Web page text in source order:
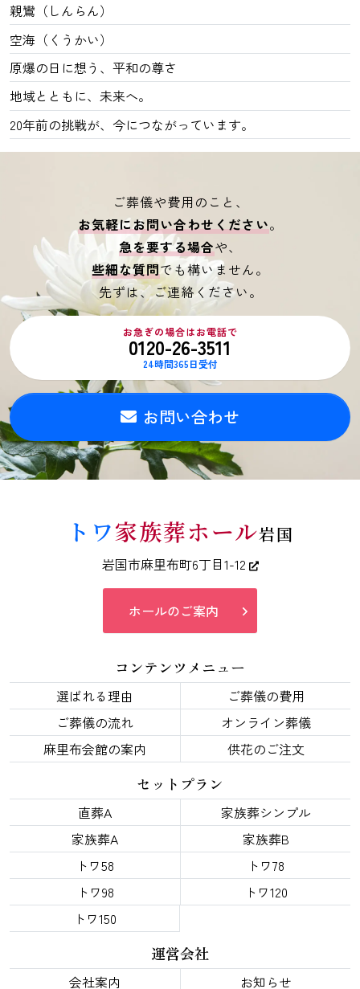
親鸞（しんらん）
空海（くうかい）
原爆の日に想う、平和の尊さ
地域とともに、未来へ。
20年前の挑戦が、今につながっています。
ご葬儀や費用のこと、
お気軽にお問い合わせください。
急を要する場合や、
些細な質問でも構いません。
先ずは、ご連絡ください。
お急ぎの場合はお電話で
0120-26-3511
24時間365日受付
お問い合わせ
トワ家族葬ホール岩国
岩国市麻里布町6丁目1-12
ホールのご案内
コンテンツメニュー
選ばれる理由
ご葬儀の費用
ご葬儀の流れ
オンライン葬儀
麻里布会館の案内
供花のご注文
セットプラン
直葬A
家族葬シンプル
家族葬A
家族葬B
トワ58
トワ78
トワ98
トワ120
トワ150
運営会社
会社案内 お知らせ